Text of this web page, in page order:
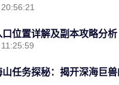
位置详解及副本攻略分析
山任务探秘：揭开深海巨